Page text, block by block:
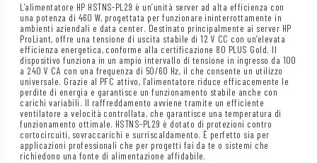
L’alimentatore HP HSTNS-PL29 è un’unità server ad alta efficienza con
una potenza di 460 W, progettata per funzionare ininterrottamente in
ambienti aziendali e data center. Destinato principalmente ai server HP
ProLiant, offre una tensione di uscita stabile di 12 V CC con un’elevata
efficienza energetica, conforme alla certificazione 80 PLUS Gold. Il
dispositivo funziona in un ampio intervallo di tensione in ingresso da 100
a 240 V CA con una frequenza di 50/60 Hz, il che consente un utilizzo
universale. Grazie al PFC attivo, l’alimentatore riduce efficacemente le
perdite di energia e garantisce un funzionamento stabile anche con
carichi variabili. Il raffreddamento avviene tramite un efficiente
ventilatore a velocità controllata, che garantisce una temperatura di
funzionamento ottimale. HSTNS-PL29 è dotato di protezioni contro
cortocircuiti, sovraccarichi e surriscaldamento. È perfetto sia per
applicazioni professionali che per progetti fai da te o sistemi che
richiedono una fonte di alimentazione affidabile.